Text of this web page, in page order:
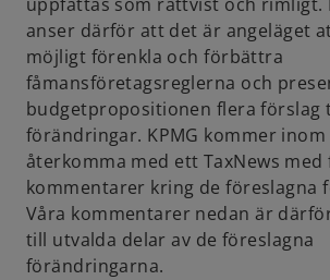
anser därför att det är angeläget
möjligt förenkla och förbättra
fåmansföretagsreglerna och
budgetpropositionen flera förslag
förändringar. KPMG kommer
återkomma med ett TaxNews
kommentarer kring de föreslagna
Våra kommentarer nedan är
till utvalda delar av de föreslagna
förändringarna.